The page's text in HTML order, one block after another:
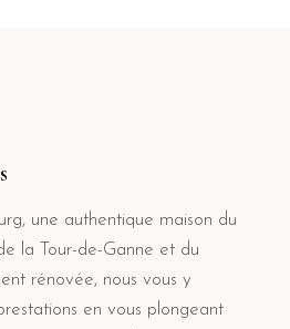
une authentique maison du
la Tour-de-Ganne et du
rénovée, nous vous y
en vous plongeant